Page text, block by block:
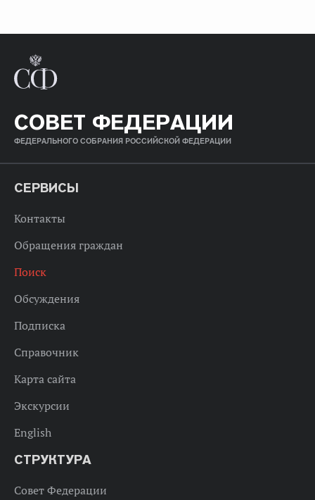
СОВЕТ ФЕДЕРАЦИИ
ФЕДЕРАЛЬНОГО СОБРАНИЯ РОССИЙСКОЙ ФЕДЕРАЦИИ
СЕРВИСЫ
Контакты
Обращения граждан
Поиск
Обсуждения
Подписка
Справочник
Карта сайта
Экскурсии
English
СТРУКТУРА
Совет Федерации